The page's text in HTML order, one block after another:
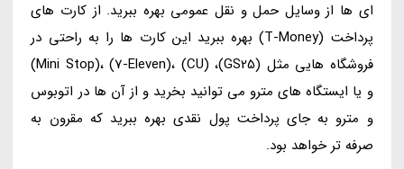
ای ها از وسایل حمل و نقل عمومی بهره ببرید. از کارت های
پرداخت (T-Money) بهره ببرید این کارت ها را به راحتی در
فروشگاه هایی مثل (GS25)، (CU) ،(7-Eleven) ،(Mini Stop)
و یا ایستگاه های مترو می توانید بخرید و از آن ها در اتوبوس
و مترو به جای پرداخت پول نقدی بهره ببرید که مقرون به
صرفه تر خواهد بود.